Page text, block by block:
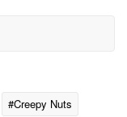
#Creepy Nuts